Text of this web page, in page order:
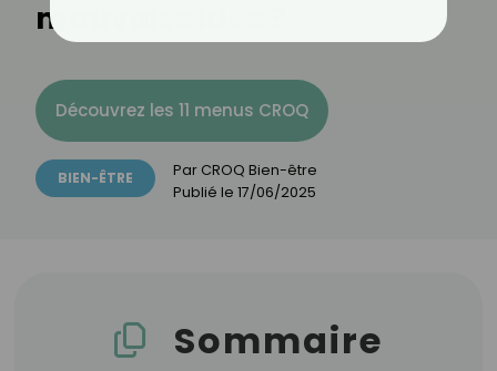
mauvaise idée ?
Découvrez les 11 menus CROQ
BIEN-ÊTRE Par CROQ Bien-être
Publié le 17/06/2025
Sommaire